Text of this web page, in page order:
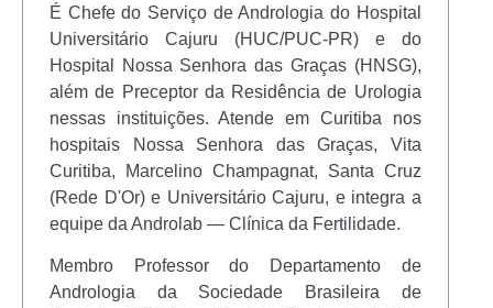
É Chefe do Serviço de Andrologia do Hospital
Universitário Cajuru (HUC/PUC-PR) e do
Hospital Nossa Senhora das Graças (HNSG),
além de Preceptor da Residência de Urologia
nessas instituições. Atende em Curitiba nos
hospitais Nossa Senhora das Graças, Vita
Curitiba, Marcelino Champagnat, Santa Cruz
(Rede D'Or) e Universitário Cajuru, e integra a
equipe da Androlab — Clínica da Fertilidade.
Membro Professor do Departamento de
Andrologia da Sociedade Brasileira de